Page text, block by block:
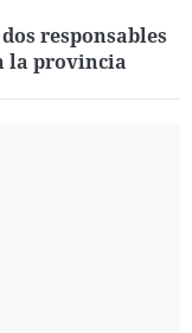
responsables
la provincia